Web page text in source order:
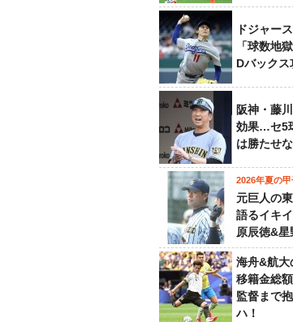
ドジャー
「球数地
Dバックス
阪神・藤
効果…セ5
は勝たせ
2026年夏の
元巨人の
語るイキ
原辰徳&星
海舟&航大
移籍金総
監督まで
ハ！